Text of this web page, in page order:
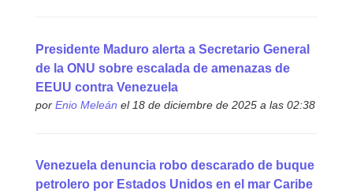
Presidente Maduro alerta a Secretario General
de la ONU sobre escalada de amenazas de
EEUU contra Venezuela
por Enio Meleán el 18 de diciembre de 2025 a las 02:38
Venezuela denuncia robo descarado de buque
petrolero por Estados Unidos en el mar Caribe